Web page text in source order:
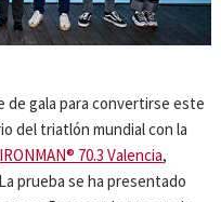
de gala para convertirse este
del triatlón mundial con la
IRONMAN® 70.3 Valencia,
prueba se ha presentado